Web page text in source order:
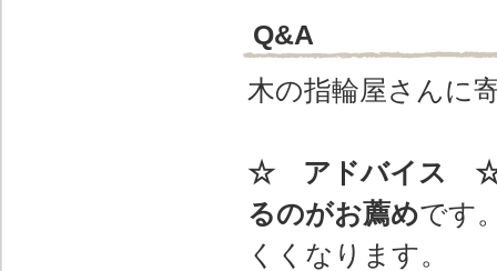
Q&A
木の指輪屋さんに
☆ アドバイス
るのがお薦めです
くくなります。